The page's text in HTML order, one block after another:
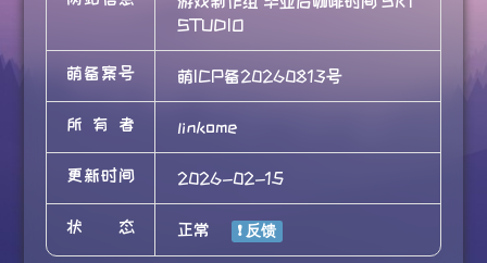
STUDIO
萌备案号 萌ICP备20260813号
所有者 linkome
更新时间 2026-02-15
状态 正常